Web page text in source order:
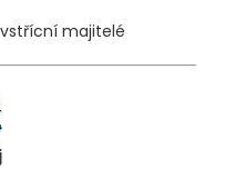
majitelé